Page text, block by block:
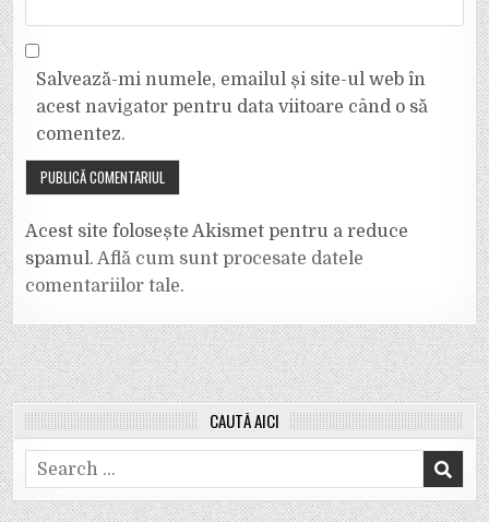
Salvează-mi numele, emailul și site-ul web în
acest navigator pentru data viitoare când o să
comentez.
Acest site folosește Akismet pentru a reduce
spamul.Află cum sunt procesate datele
comentariilor tale.
CAUTĂ AICI
Search
for: